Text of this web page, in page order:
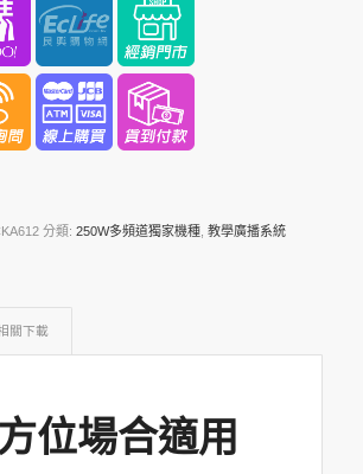
分類: 250W多頻道獨家機種, 教學廣播系統
關下載
位場合適用